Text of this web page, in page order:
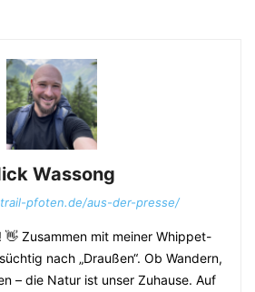
Wassong
pfoten.de/aus-der-presse/
👋 Zusammen mit meiner Whippet-
nach „Draußen“. Ob Wandern,
– die Natur ist unser Zuhause. Auf